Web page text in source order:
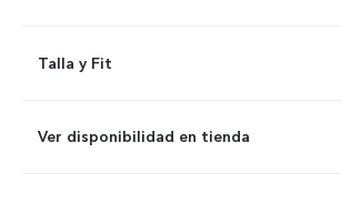
Talla y Fit
Ver disponibilidad en tienda